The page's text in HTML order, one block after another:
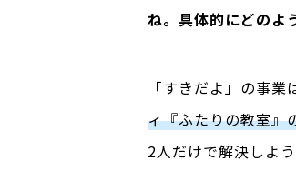
ね。具体的にどのよ
「すきだよ」の事
ィ『ふたりの教室』
2人だけで解決しよ